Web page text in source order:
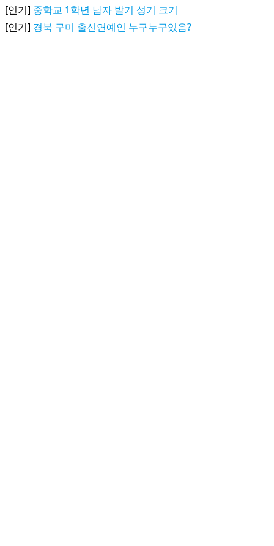
[인기] 중학교 1학년 남자 발기 성기 크기
[인기] 경북 구미 출신연예인 누구누구있음?